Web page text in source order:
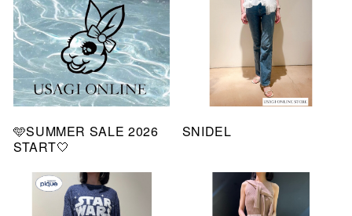
🩵SUMMER SALE 2026
START🤍
SNIDEL